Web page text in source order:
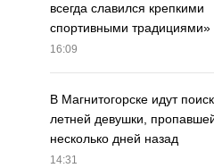
всегда славился крепкими
спортивными традициями»
16:09
В Магнитогорске идут
летней девушки,
несколько дней назад
14:31